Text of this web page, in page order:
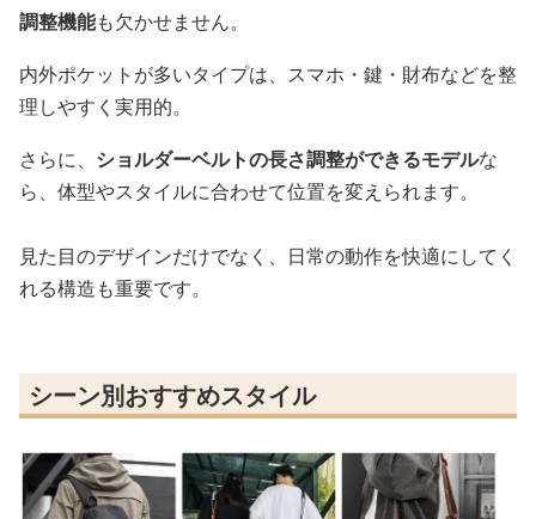
調整機能も欠かせません。
内外ポケットが多いタイプは、スマホ・鍵・財布などを整
理しやすく実用的。
さらに、 ショルダーベルトの長さ調整ができるモデルな
ら、体型やスタイルに合わせて位置を変えられます。
見た目のデザインだけでなく、日常の動作を快適にしてく
れる構造も重要です。
シーン別おすすめスタイル